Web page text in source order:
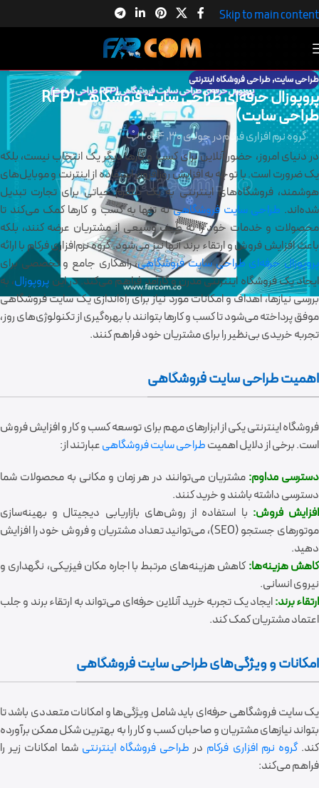
Skip to main content
طراحی سایت,طراحی فروشگاه اینترنتی
پروپوزال حرفه‌ای طراحی سایت فروشگاهی (RFP
طراحی سایت)
گروه نرم افزاری فرکامدر جولای 30, 2024 0
در دنیای امروز، حضور آنلاین برای کسب و کارها دیگر یک انتخاب نیست، بلکه
یک ضرورت است. با توجه به افزایش روزافزون استفاده از اینترنت و موبایل‌های
هوشمند، فروشگاه‌های اینترنتی به یک پلتفرم حیاتی برای تجارت تبدیل
شده‌اند. طراحی سایت فروشگاهینه تنها به کسب و کارها کمک می‌کند تا
محصولات و خدمات خود را به طیف وسیعی از مشتریان عرضه کنند، بلکه
باعث افزایش فروش و ارتقاء برند آنها نیز می‌شود. گروه نرم‌افزاری فرکام با ارائه
پروپوزال حرفه‌ای طراحی سایت فروشگاهی، راهکاری جامع و تخصصی برای
ایجاد یک فروشگاه اینترنتی مدرن و کارآمد فراهم می‌کند. در این پروپوزال، به
بررسی نیازها، اهداف و امکانات مورد نیاز برای راه‌اندازی یک سایت فروشگاهی
موفق پرداخته می‌شود تا کسب و کارها بتوانند با بهره‌گیری از تکنولوژی‌های روز،
تجربه خریدی بی‌نظیر را برای مشتریان خود فراهم کنند.
اهمیت طراحی سایت فروشگاهی
فروشگاه اینترنتی یکی از ابزارهای مهم برای توسعه کسب و کار و افزایش فروش
است. برخی از دلایل اهمیتطراحی سایت فروشگاهیعبارتند از:
دسترسی مداوم: مشتریان می‌توانند در هر زمان و مکانی به محصولات شما
دسترسی داشته باشند و خرید کنند.
افزایش فروش: با استفاده از روش‌های بازاریابی دیجیتال و بهینه‌سازی
موتورهای جستجو (SEO)، می‌توانید تعداد مشتریان و فروش خود را افزایش
دهید.
کاهش هزینه‌ها:کاهش هزینه‌های مرتبط با اجاره مکان فیزیکی، نگهداری و
نیروی انسانی.
ارتقاء برند:ایجاد یک تجربه خرید آنلاین حرفه‌ای می‌تواند به ارتقاء برند و جلب
اعتماد مشتریان کمک کند.
امکانات و ویژگی‌های طراحی سایت فروشگاهی
یک سایت فروشگاهی حرفه‌ای باید شامل ویژگی‌ها و امکانات متعددی باشد تا
بتواند نیازهای مشتریان و صاحبان کسب و کار را به بهترین شکل ممکن برآورده
کند.گروه نرم افزاری فرکام در طراحی فروشگاه اینترنتی شما امکانات زیر را
فراهم می‌کند: